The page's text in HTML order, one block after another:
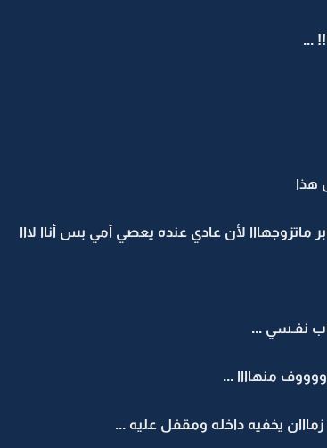
...
هذا
لأن عادي عنده يعصي أمي بس أناا لااا
نفـسي ...
منهاااا ...
يخفيه داخله ومقفل عليه ...